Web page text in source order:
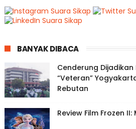
BANYAK DIBACA
Cenderung Dijadikan
“Veteran”
Rebutan
Review Film Frozen